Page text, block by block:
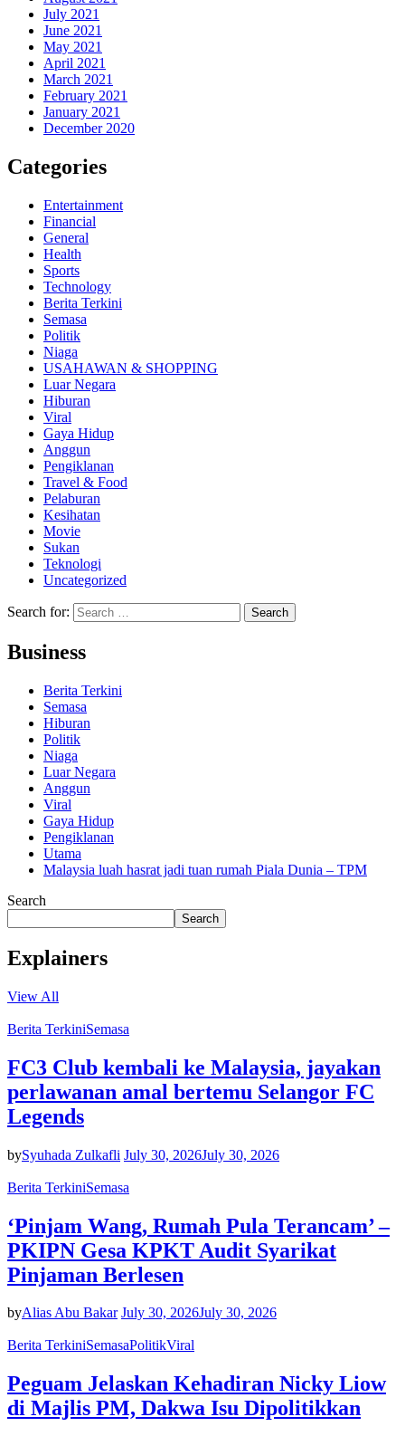
July 2021
June 2021
May 2021
April 2021
March 2021
February 2021
January 2021
December 2020
Categories
Entertainment
Financial
General
Health
Sports
Technology
Berita Terkini
Semasa
Politik
Niaga
USAHAWAN & SHOPPING
Luar Negara
Hiburan
Viral
Gaya Hidup
Anggun
Pengiklanan
Travel & Food
Pelaburan
Kesihatan
Movie
Sukan
Teknologi
Uncategorized
Search for:
Business
Berita Terkini
Semasa
Hiburan
Politik
Niaga
Luar Negara
Anggun
Viral
Gaya Hidup
Pengiklanan
Utama
Malaysia luah hasrat jadi tuan rumah Piala Dunia – TPM
Search
Search
Explainers
View All
Berita TerkiniSemasa
FC3 Club kembali ke Malaysia, jayakan
perlawanan amal bertemu Selangor FC
Legends
bySyuhada Zulkafli July 30, 2026July 30, 2026
Berita TerkiniSemasa
‘Pinjam Wang, Rumah Pula Terancam’ –
PKIPN Gesa KPKT Audit Syarikat
Pinjaman Berlesen
byAlias Abu Bakar July 30, 2026July 30, 2026
Berita TerkiniSemasaPolitikViral
Peguam Jelaskan Kehadiran Nicky Liow
di Majlis PM, Dakwa Isu Dipolitikkan